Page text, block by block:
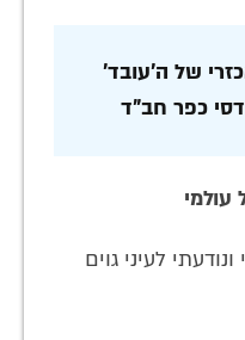
של ה'עובד'
כפר חב"ד
לעיני גוים